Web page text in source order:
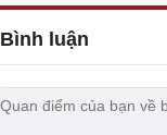
Bình luận